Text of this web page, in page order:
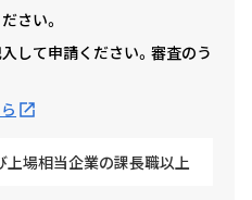
さい。
して申請ください。審査のう
上場相当企業の課長職以上